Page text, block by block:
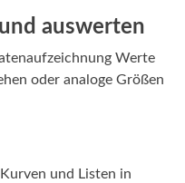
auswerten
Werte
oder analoge Größen
und Listen in